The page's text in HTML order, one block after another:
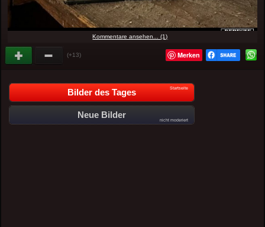
Kommentare ansehen... (1)
(+13) Merken
Bilder des Tages Startseite
Neue Bilder
nicht moderiert